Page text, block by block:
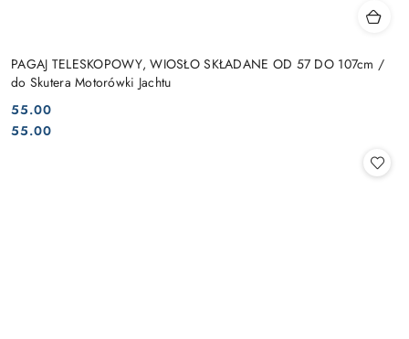
PAGAJ TELESKOPOWY, WIOSŁO SKŁADANE OD 57 DO 107cm /
do Skutera Motorówki Jachtu
Cena:
55.00
Cena:
55.00